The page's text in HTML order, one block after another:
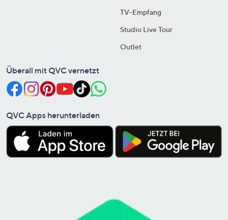
TV-Empfang
Studio Live Tour
Outlet
Überall mit QVC vernetzt
QVC Apps herunterladen